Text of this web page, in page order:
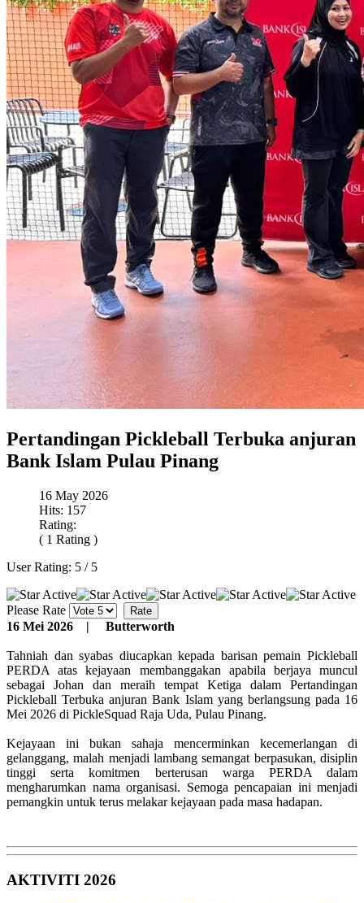
Pertandingan Pickleball Terbuka anjuran
Bank Islam Pulau Pinang
16 May 2026
Hits: 157
Rating:
( 1 Rating )
User Rating: 5 / 5
Please Rate
16 Mei 2026 | Butterworth
Tahniah dan syabas diucapkan kepada barisan pemain Pickleball
PERDA atas kejayaan membanggakan apabila berjaya muncul
sebagai Johan dan meraih tempat Ketiga dalam Pertandingan
Pickleball Terbuka anjuranBank Islamyang berlangsung pada 16
Mei 2026 di PickleSquad Raja Uda, Pulau Pinang.
Kejayaan ini bukan sahaja mencerminkan kecemerlangan di
gelanggang, malah menjadi lambang semangat berpasukan, disiplin
tinggi serta komitmen berterusan warga PERDA dalam
mengharumkan nama organisasi. Semoga pencapaian ini menjadi
pemangkin untuk terus melakar kejayaan pada masa hadapan.
AKTIVITI 2026